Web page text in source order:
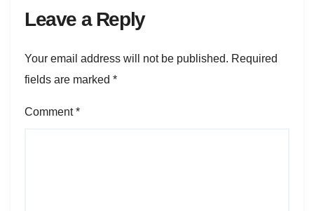
Leave a Reply
Your email address will not be published. Required
fields are marked *
Comment*